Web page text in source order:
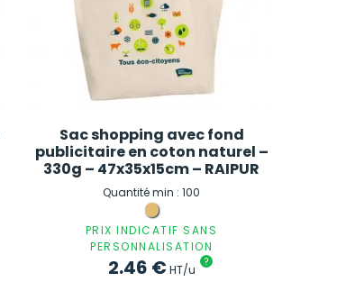
Sac shopping avec fond
publicitaire en coton naturel –
330g – 47x35x15cm – RAIPUR
Quantité min : 100
PRIX INDICATIF SANS
PERSONNALISATION
2.46 €HT/u
?